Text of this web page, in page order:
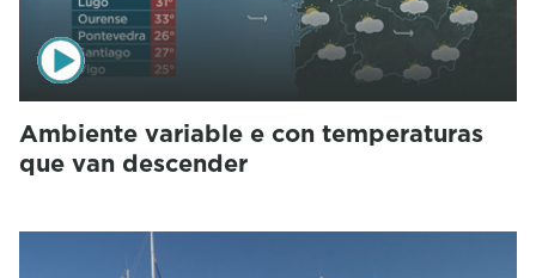
Ambiente variable e con temperaturas
que van descender